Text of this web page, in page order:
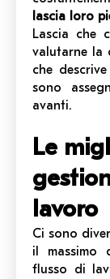
lascia loro
Lascia che
valutarne la
che
sono
avanti.
Le
lavoro
Ci sono
il massimo
flusso di